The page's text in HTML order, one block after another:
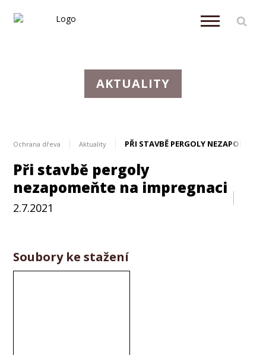
AKTUALITY
Ochrana dřeva Aktuality PŘI STAVBĚ PERGOLY
Při stavbě pergoly
nezapomeňte na impregnaci
2.7.2021
Soubory ke stažení